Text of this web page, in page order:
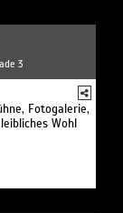
3
Fotogalerie,
Wohl